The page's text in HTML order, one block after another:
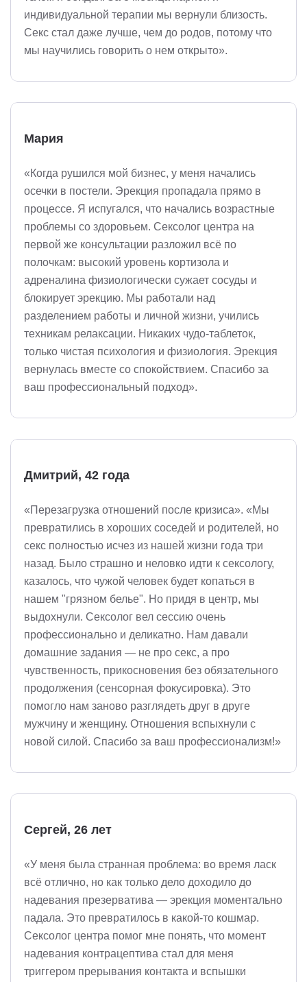
индивидуальной терапии мы вернули близость.
Секс стал даже лучше, чем до родов, потому что
мы научились говорить о нем открыто».
Мария
«Когда рушился мой бизнес, у меня начались
осечки в постели. Эрекция пропадала прямо в
процессе. Я испугался, что начались возрастные
проблемы со здоровьем. Сексолог центра на
первой же консультации разложил всё по
полочкам: высокий уровень кортизола и
адреналина физиологически сужает сосуды и
блокирует эрекцию. Мы работали над
разделением работы и личной жизни, учились
техникам релаксации. Никаких чудо-таблеток,
только чистая психология и физиология. Эрекция
вернулась вместе со спокойствием. Спасибо за
ваш профессиональный подход».
Дмитрий, 42 года
«Перезагрузка отношений после кризиса». «Мы
превратились в хороших соседей и родителей, но
секс полностью исчез из нашей жизни года три
назад. Было страшно и неловко идти к сексологу,
казалось, что чужой человек будет копаться в
нашем "грязном белье". Но придя в центр, мы
выдохнули. Сексолог вел сессию очень
профессионально и деликатно. Нам давали
домашние задания — не про секс, а про
чувственность, прикосновения без обязательного
продолжения (сенсорная фокусировка). Это
помогло нам заново разглядеть друг в друге
мужчину и женщину. Отношения вспыхнули с
новой силой. Спасибо за ваш профессионализм!»
Сергей, 26 лет
«У меня была странная проблема: во время ласк
всё отлично, но как только дело доходило до
надевания презерватива — эрекция моментально
падала. Это превратилось в какой-то кошмар.
Сексолог центра помог мне понять, что момент
надевания контрацептива стал для меня
триггером прерывания контакта и вспышки